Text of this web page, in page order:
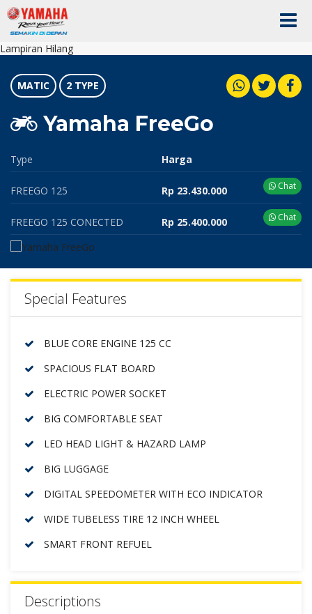
Lampiran Hilang
MATIC 2 TYPE
Yamaha FreeGo
Type Harga
FREEGO 125 Rp 23.430.000 Chat
FREEGO 125 CONECTED Rp 25.400.000 Chat
Special Features
BLUE CORE ENGINE 125 CC
SPACIOUS FLAT BOARD
ELECTRIC POWER SOCKET
BIG COMFORTABLE SEAT
LED HEAD LIGHT & HAZARD LAMP
BIG LUGGAGE
DIGITAL SPEEDOMETER WITH ECO INDICATOR
WIDE TUBELESS TIRE 12 INCH WHEEL
SMART FRONT REFUEL
Descriptions